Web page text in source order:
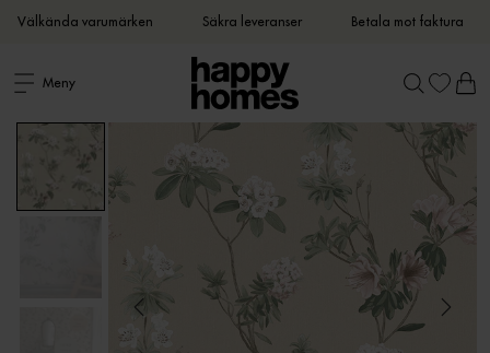
Välkända varumärken Säkra leveranser Betala mot faktura
Meny